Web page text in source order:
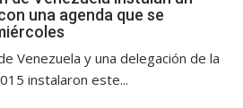
una agenda que se
Venezuela y una delegación de la
instalaron este...